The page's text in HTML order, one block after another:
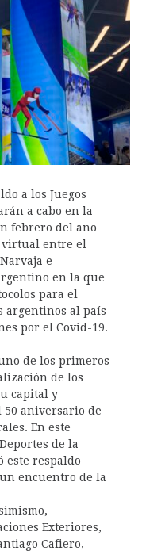
a los Juegos
a cabo en la
febrero del año
entre el
e
en la que
para el
argentinos al país
por el Covid-19.
de los primeros
de los
capital y
aniversario de
En este
de la
este respaldo
encuentro de la
Exteriores,
Cafiero,